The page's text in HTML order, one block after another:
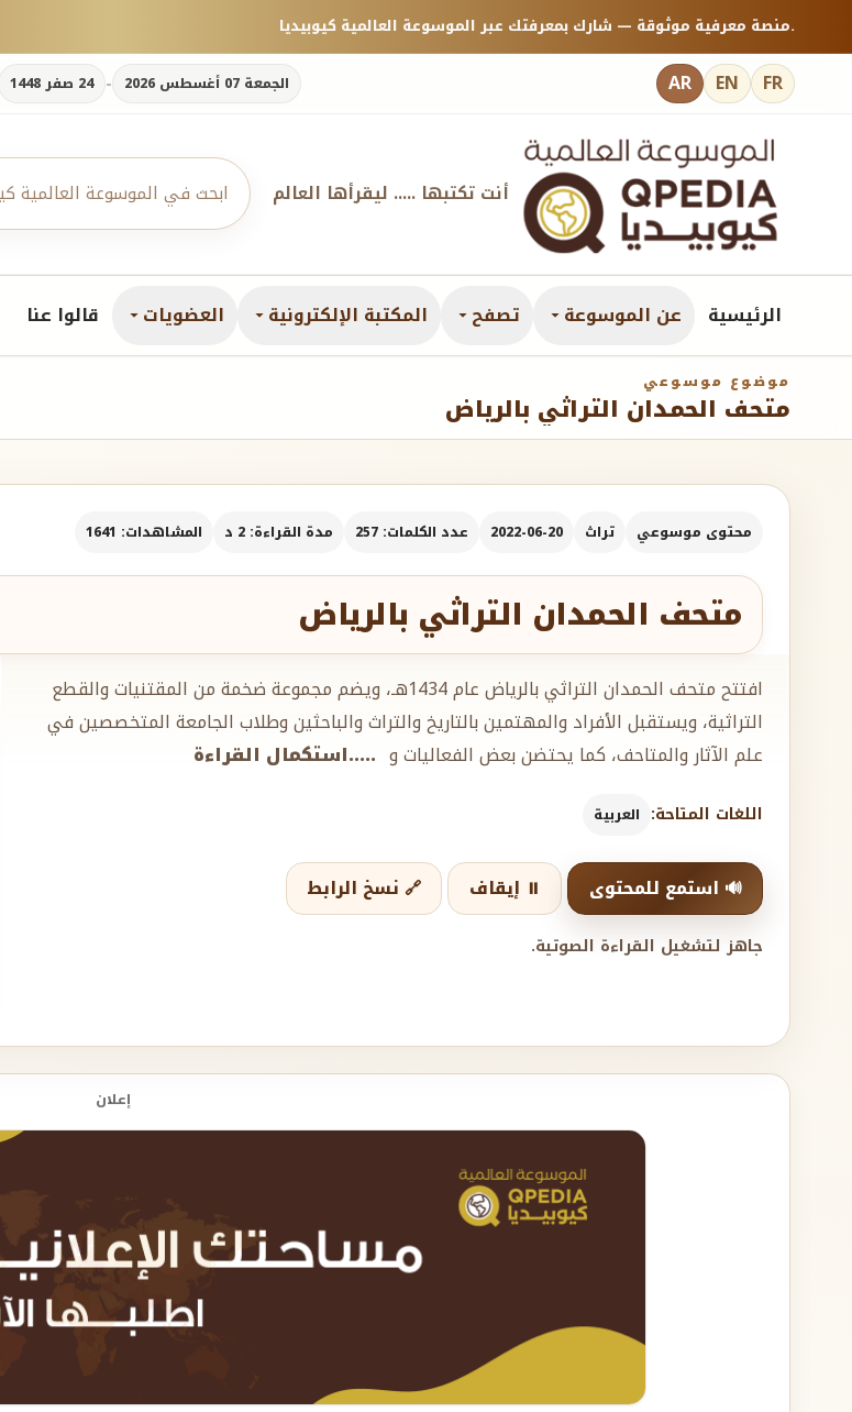
منصة معرفية موثوقة — شارك بمعرفتك عبر الموسوعة العالمية كيوبيديا.
الجمعة 07 أغسطس 2026 - 24 صفر 1448 AR EN FR
أنت تكتبها ..... ليقرأها العالم
الرئيسية عن الموسوعة تصفح المكتبة الإلكترونية العضويات قالوا عنا
موضوع موسوعي
متحف الحمدان التراثي بالرياض
محتوى موسوعي تراث 2022-06-20 عدد الكلمات: 257 مدة القراءة: 2 د المشاهدات: 1641
متحف الحمدان التراثي بالرياض
افتتح متحف الحمدان التراثي بالرياض عام 1434هـ، ويضم مجموعة ضخمة من المقتنيات والقطع
التراثية، ويستقبل الأفراد والمهتمين بالتاريخ والتراث والباحثين وطلاب الجامعة المتخصصين في
علم الآثار والمتاحف، كما يحتضن بعض الفعاليات و .....استكمال القراءة
اللغات المتاحة: العربية
🔊 استمع للمحتوى ⏸️ إيقاف 🔗 نسخ الرابط
جاهز لتشغيل القراءة الصوتية.
إعلان